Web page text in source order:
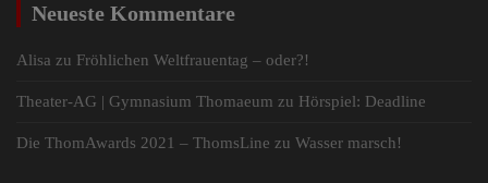
Neueste Kommentare
Alisa zu Fröhlichen Weltfrauentag – oder?!
Theater-AG | Gymnasium Thomaeum zu Hörspiel: Deadline
Die ThomAwards 2021 – ThomsLine zu Wasser marsch!